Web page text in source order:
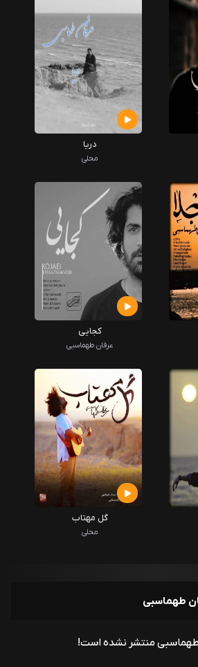
دریا
محلی
کجایی
عرفان طهماسبی
گل مهتاب
محلی
طهماسبی
طهماسبی منتشر نشده است!